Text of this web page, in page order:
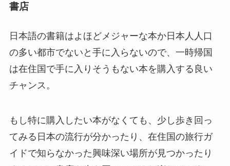
書店
日本語の書籍はよほどメジャーな本か日本人人口
の多い都市でないと手に入らないので、一時帰国
は在住国で手に入りそうもない本を購入する良い
チャンス。
もし特に購入したい本がなくても、少し歩き回っ
てみる日本の流行が分かったり、在住国の旅行ガ
イドで知らなかった興味深い場所が見つかったり